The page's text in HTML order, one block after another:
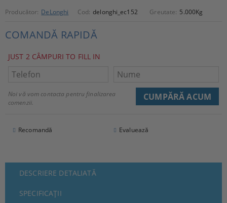
Producător: DeLonghi Cod: delonghi_ec152 Greutate: 5.000Kg
COMANDĂ RAPIDĂ
JUST 2 CÂMPURI TO FILL IN
Noi vă vom contacta pentru finalizarea
comenzii.
Recomandă Evaluează
DESCRIERE DETALIATĂ
SPECIFICAȚII